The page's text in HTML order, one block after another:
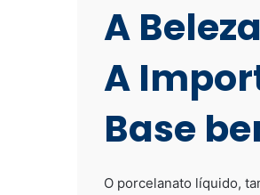
A
A
Base
O porcelanato líquido,